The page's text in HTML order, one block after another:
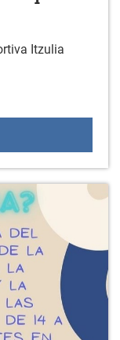
Itzulia
deportiva: Itzulia